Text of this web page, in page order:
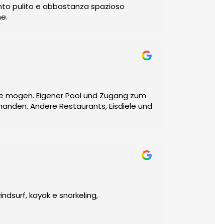
pulito e abbastanza spazioso
Eigener Pool und Zugang zum
Andere Restaurants, Eisdiele und
kayak e snorkeling,